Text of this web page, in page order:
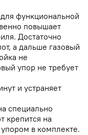
функциональной
повышает
Достаточно
а дальше газовый
не
упор не требует
и устраняет
специально
крепится на
в комплекте.